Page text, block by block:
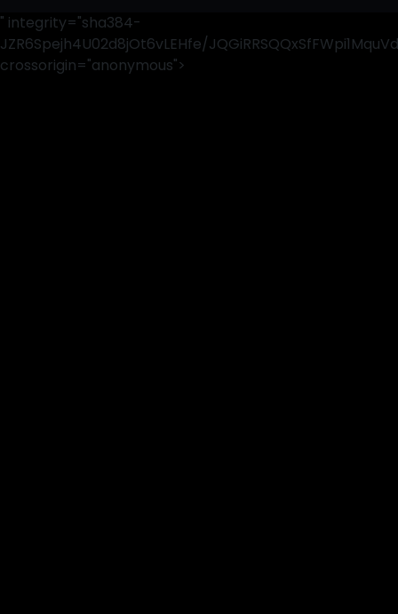
" integrity="sha384-
JZR6Spejh4U02d8jOt6vLEHfe/
crossorigin="anonymous">